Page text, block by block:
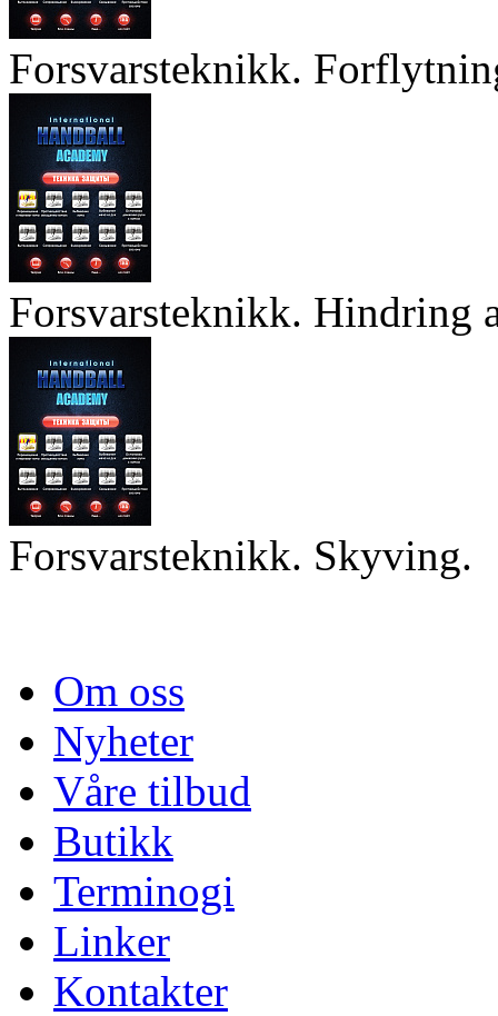
Forsvarsteknikk.
Forsvarsteknikk. Hindring
Forsvarsteknikk. Skyving.
Om oss
Nyheter
Våre tilbud
Butikk
Terminogi
Linker
Kontakter